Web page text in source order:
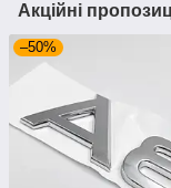
Акційні
–50%